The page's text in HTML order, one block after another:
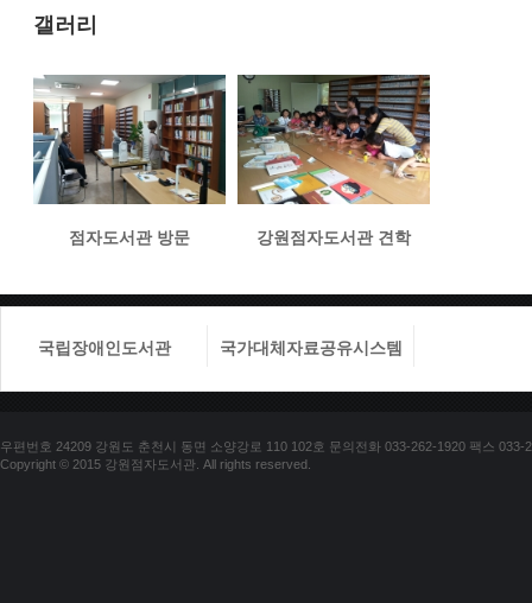
갤러리
점자도서관 방문 강원점자도서관 견학
국립장애인도서관 국가대체자료공유시스템
우편번호 24209 강원도 춘천시 동면 소양강로 110 102호 문의전화 033-262-1920 팩스 033-
Copyright © 2015 강원점자도서관. All rights reserved.